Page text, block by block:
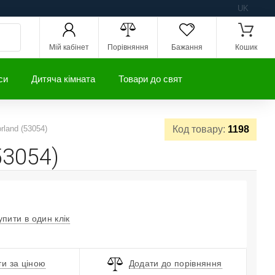
UK
Мій кабінет Порівняння Бажання Кошик
Дитяча кімната Товари до свят
Код товару: 1198
(53054)
в один клік
за ціною Додати до порівняння